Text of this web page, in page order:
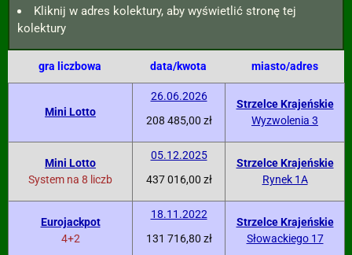
Kliknij w adres kolektury, aby wyświetlić stronę tej
kolektury
gra liczbowa data/kwota miasto/adres
Mini Lotto
26.06.2026
208 485,00 zł
Strzelce Krajeńskie
Wyzwolenia 3
Mini Lotto
System na 8 liczb
05.12.2025
437 016,00 zł
Strzelce Krajeńskie
Rynek 1A
Eurojackpot
4+2
18.11.2022
131 716,80 zł
Strzelce Krajeńskie
Słowackiego 17